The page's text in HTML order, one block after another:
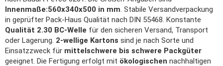
Innenmaße:560x340x500 in mm. Stabile Versandverpackung
in geprüfter Pack-Haus Qualität nach DIN 55468. Konstante
Qualität 2.30 BC-Welle für den sicheren Versand, Transport
oder Lagerung. 2-wellige Kartons sind je nach Sorte und
Einsatzzweck für mittelschwere bis schwere Packgüter
geeignet. Die Fertigung erfolgt mit ökologischen nachhaltigen